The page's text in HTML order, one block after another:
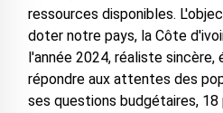
ressources disponibles.
doter notre pays, la Côte
l'année 2024, réaliste
répondre aux attentes des
ses questions budgétaires,